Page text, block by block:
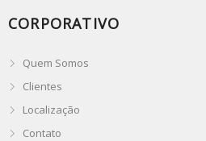
CORPORATIVO
Quem Somos
Clientes
Localização
Contato